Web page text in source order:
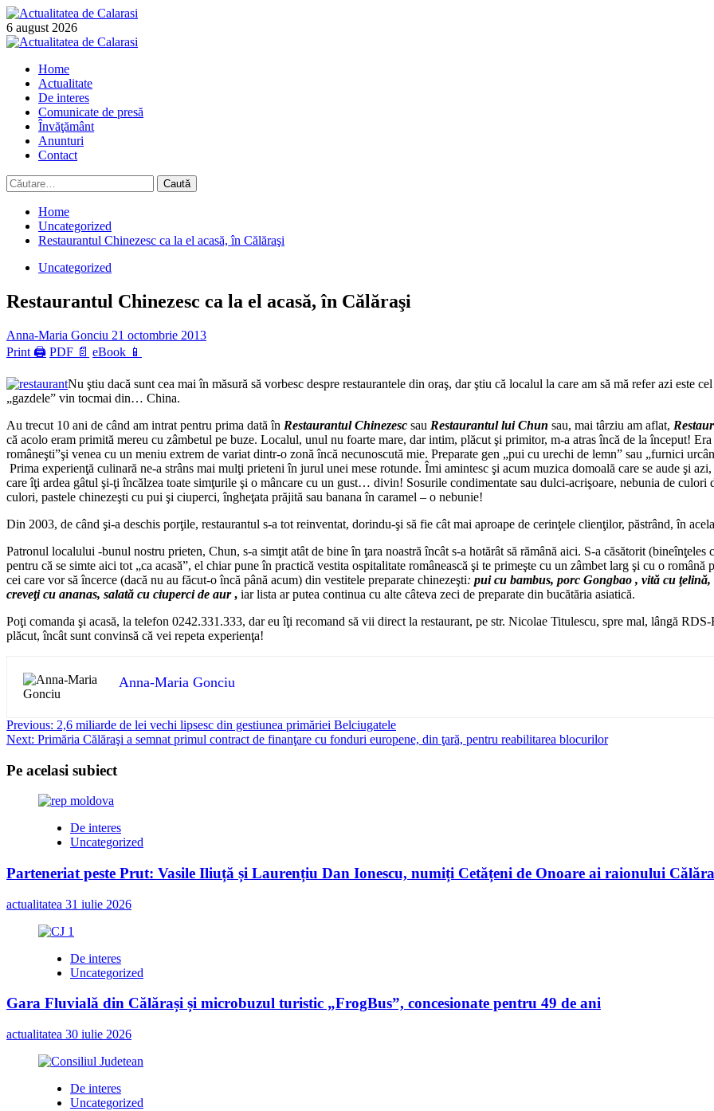
Skip
to
content
6 august 2026
Primary
Home
Actualitate
De interes
Comunicate de presă
Învăţământ
Anunturi
Contact
Caută
după:
Home
Uncategorized
Restaurantul Chinezesc ca la el acasă, în Călăraşi
Uncategorized
Restaurantul Chinezesc ca la el acasă, în Călăraşi
Anna-Maria Gonciu 21 octombrie 2013
Print 🖨 PDF 📄 eBook 📱
Nu ştiu dacă sunt cea mai în măsură să vorbesc despre restaurantele din oraş, dar ştiu că localul la care am să mă refer azi este
„gazdele” vin tocmai din… China.
Au trecut 10 ani de când am intrat pentru prima dată în Restaurantul Chinezesc sau Restaurantul lui Chun sau, mai târziu am aflat,
că acolo eram primită mereu cu zâmbetul pe buze. Localul, unul nu foarte mare, dar intim, plăcut şi primitor, m-a atras încă de la început!
româneşti”şi venea cu un meniu extrem de variat dintr-o zonă încă necunoscută mie. Preparate gen „pui cu urechi de lemn” sau „furnici
Prima experienţă culinară ne-a strâns mai mulţi prieteni în jurul unei mese rotunde. Îmi amintesc şi acum muzica domoală care se aude şi
care îţi ardea gâtul şi-ţi încălzea toate simţurile şi o mâncare cu un gust… divin! Sosurile condimentate sau dulci-acrişoare, nebunia de
culori, pastele chinezeşti cu pui şi ciuperci, îngheţata prăjită sau banana în caramel – o nebunie!
Din 2003, de când şi-a deschis porţile, restaurantul s-a tot reinventat, dorindu-şi să fie cât mai aproape de cerinţele clienţilor, păstrând, în
Patronul localului -bunul nostru prieten, Chun, s-a simţit atât de bine în ţara noastră încât s-a hotărât să rămână aici. S-a căsătorit
pentru că se simte aici tot „ca acasă”, el chiar pune în practică vestita ospitalitate românească şi te primeşte cu un zâmbet larg şi cu o
cei care vor să încerce (dacă nu au făcut-o încă până acum) din vestitele preparate chinezeşti: pui cu bambus, porc Gongbao , vită cu
creveţi cu ananas, salată cu ciuperci de aur, iar lista ar putea continua cu alte câteva zeci de preparate din bucătăria asiatică.
Poţi comanda şi acasă, la telefon 0242.331.333, dar eu îţi recomand să vii direct la restaurant, pe str. Nicolae Titulescu, spre mal, lângă
plăcut, încât sunt convinsă că vei repeta experienţa!
Anna-Maria Gonciu
Post
navigation
Previous: 2,6 miliarde de lei vechi lipsesc din gestiunea primăriei Belciugatele
Next: Primăria Călăraşi a semnat primul contract de finanţare cu fonduri europene, din ţară, pentru reabilitarea blocurilor
Pe acelasi subiect
De interes
Uncategorized
Parteneriat peste Prut: Vasile Iliuță și Laurențiu Dan Ionescu, numiți Cetățeni de Onoare ai raionului
actualitatea 31 iulie 2026
De interes
Uncategorized
Gara Fluvială din Călărași și microbuzul turistic „FrogBus”, concesionate pentru 49 de ani
actualitatea 30 iulie 2026
De interes
Uncategorized